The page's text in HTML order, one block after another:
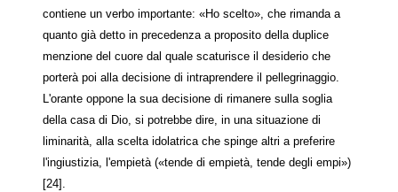
contiene un verbo importante: «Ho scelto», che rimanda a
quanto già detto in precedenza a proposito della duplice
menzione del cuore dal quale scaturisce il desiderio che
porterà poi alla decisione di intraprendere il pellegrinaggio.
L'orante oppone la sua decisione di rimanere sulla soglia
della casa di Dio, si potrebbe dire, in una situazione di
liminarità, alla scelta idolatrica che spinge altri a preferire
l'ingiustizia, l'empietà («tende di empietà, tende degli empi»)
[24].